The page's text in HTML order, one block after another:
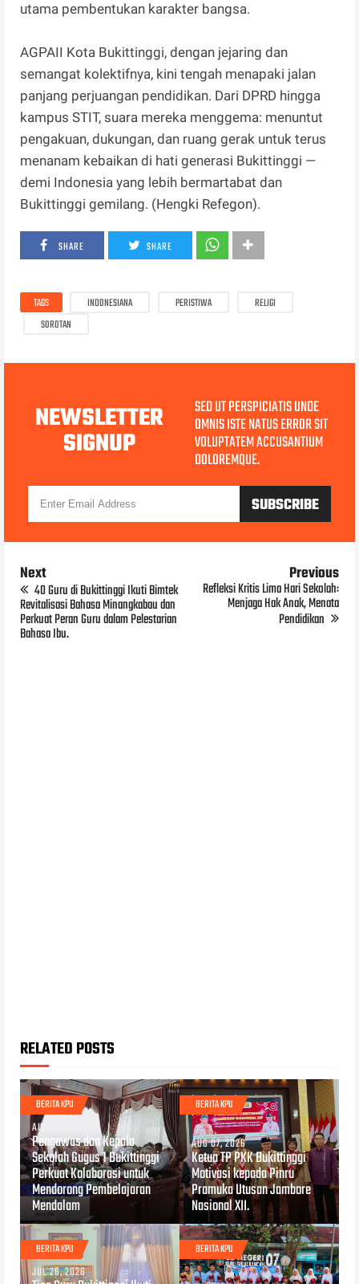
utama pembentukan karakter bangsa.
AGPAII Kota Bukittinggi, dengan jejaring dan
semangat kolektifnya, kini tengah menapaki jalan
panjang perjuangan pendidikan. Dari DPRD hingga
kampus STIT, suara mereka menggema: menuntut
pengakuan, dukungan, dan ruang gerak untuk terus
menanam kebaikan di hati generasi Bukittinggi —
demi Indonesia yang lebih bermartabat dan
Bukittinggi gemilang. (Hengki Refegon).
SHARE SHARE
TAGS INDONESIANA PERISTIWA
RELIGI
SOROTAN
NEWSLETTER
SIGNUP
SED UT PERSPICIATIS UNDE
OMNIS ISTE NATUS ERROR SIT
VOLUPTATEM ACCUSANTIUM
DOLOREMQUE.
Next
40 Guru di Bukittinggi Ikuti Bimtek
Revitalisasi Bahasa Minangkabau dan
Perkuat Peran Guru dalam Pelestarian
Bahasa Ibu.
Previous
Refleksi Kritis Lima Hari Sekolah:
Menjaga Hak Anak, Menata
Pendidikan
RELATED POSTS
BERITA KPU
AUG 08, 2026
Pengawas dan Kepala
Sekolah Gugus 1 Bukittinggi
Perkuat Kolaborasi untuk
Mendorong Pembelajaran
Mendalam
BERITA KPU
AUG 07, 2026
Ketua TP PKK Bukittinggi
Motivasi kepada Pinru
Pramuka Utusan Jambore
Nasional XII.
BERITA KPU
JUL 26, 2026
BERITA KPU